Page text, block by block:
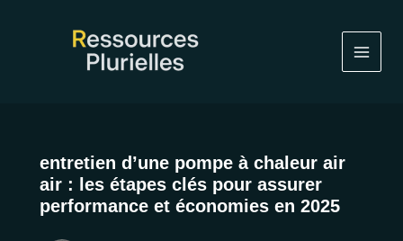
entretien d’une pompe à chaleur air
air : les étapes clés pour assurer
performance et économies en 2025